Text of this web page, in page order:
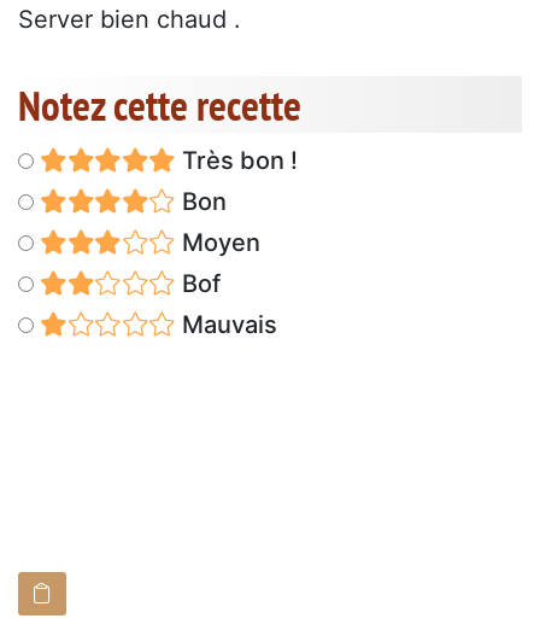
Server bien chaud .
Notez cette recette
Très bon !
Bon
Moyen
Bof
Mauvais